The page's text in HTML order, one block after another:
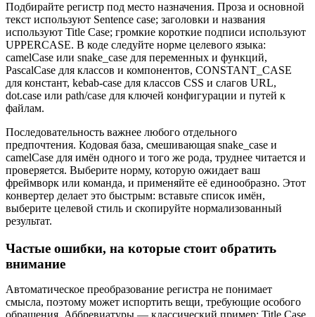
Подбирайте регистр под место назначения. Проза и основной
текст используют Sentence case; заголовки и названия
используют Title Case; громкие короткие подписи используют
UPPERCASE. В коде следуйте норме целевого языка:
camelCase или snake_case для переменных и функций,
PascalCase для классов и компонентов, CONSTANT_CASE
для констант, kebab-case для классов CSS и слагов URL,
dot.case или path/case для ключей конфигурации и путей к
файлам.
Последовательность важнее любого отдельного
предпочтения. Кодовая база, смешивающая snake_case и
camelCase для имён одного и того же рода, труднее читается и
проверяется. Выберите норму, которую ожидает ваш
фреймворк или команда, и применяйте её единообразно. Этот
конвертер делает это быстрым: вставьте список имён,
выберите целевой стиль и скопируйте нормализованный
результат.
Частые ошибки, на которые стоит обратить
внимание
Автоматическое преобразование регистра не понимает
смысла, поэтому может испортить вещи, требующие особого